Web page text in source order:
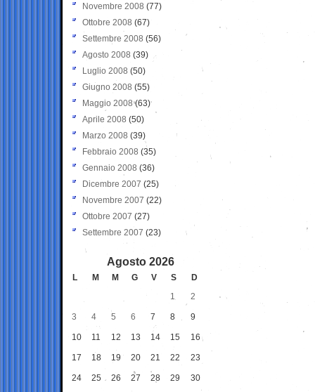
Novembre 2008 (77)
Ottobre 2008 (67)
Settembre 2008 (56)
Agosto 2008 (39)
Luglio 2008 (50)
Giugno 2008 (55)
Maggio 2008(63)
Aprile 2008 (50)
Marzo 2008 (39)
Febbraio 2008 (35)
Gennaio 2008 (36)
Dicembre 2007 (25)
Novembre 2007 (22)
Ottobre 2007 (27)
Settembre 2007 (23)
Agosto 2026
L M M G V S
D
1
2
3 4 5 6 7 8 9
10 11 12 13 14 15 16
17 18 19 20 21 22 23
24 25 26 27 28 29 30